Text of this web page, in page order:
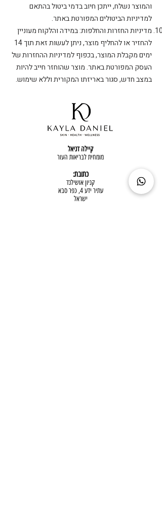
והמוצר נשלח, ייתכן חיוב בדמי ביטול בהתאם
למדיניות הביטולים המפורטת באתר.
מדיניות החזרות והחלפות: במידה והלקוח מעוניין
להחזיר או להחליף מוצר, ניתן לעשות זאת תוך 14
ימים מקבלת המוצר, בכפוף למדיניות ההחזרות של
העסק המפורטת באתר. מוצר שהוחזר חייב להיות
במצב חדש, סגור באריזתו המקורית וללא שימוש.
קיילה דניאל
מומחית לבריאות העור
כתובת:
קניון אושילנד
עתיר ידע 4, כפר סבא
ישראל